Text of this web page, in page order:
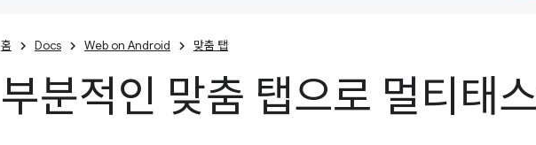
홈 Docs Web on Android 맞춤 탭
부분적인 맞춤 탭으로 멀티태